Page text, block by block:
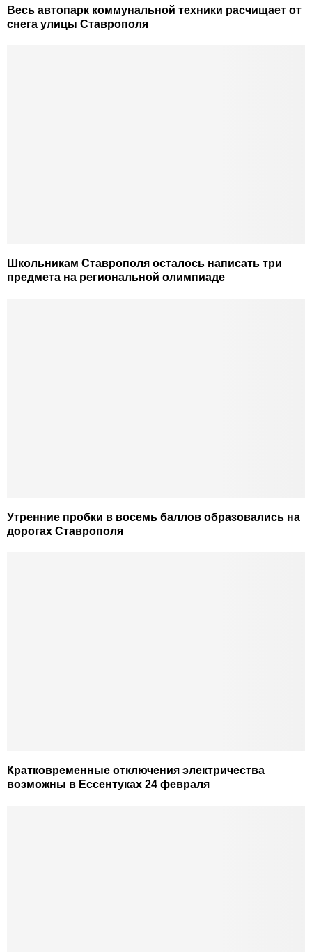
Весь автопарк коммунальной техники расчищает от
снега улицы Ставрополя
Школьникам Ставрополя осталось написать три
предмета на региональной олимпиаде
Утренние пробки в восемь баллов образовались на
дорогах Ставрополя
Кратковременные отключения электричества
возможны в Ессентуках 24 февраля